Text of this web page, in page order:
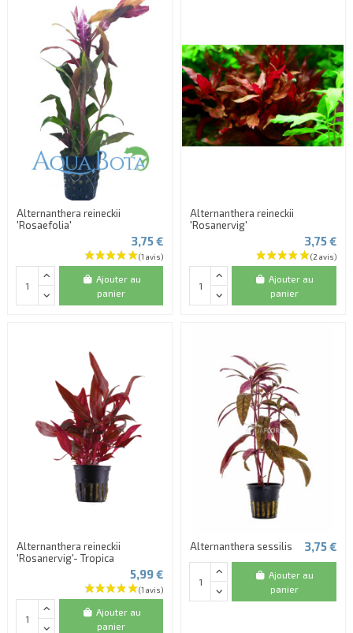
(1 avis)
Alternanthera reineckii
'Rosaefolia'
3,75 €
Ajouter au
panier
Alternanthera reineckii
'Rosanervig'
3,75 €
Ajouter au
panier
Alternanthera reineckii
'Rosanervig'- Tropica
5,99 €
Ajouter au
panier
Alternanthera sessilis 3,75 €
Ajouter au
panier